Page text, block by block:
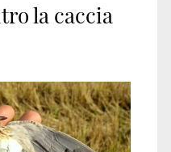
la caccia